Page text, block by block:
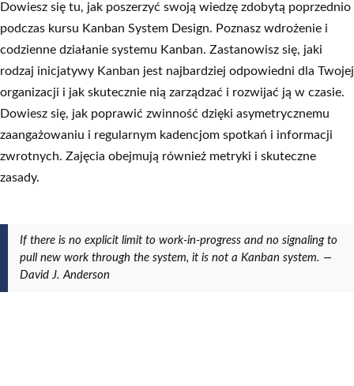
Dowiesz się tu, jak poszerzyć swoją wiedzę zdobytą poprzednio
podczas kursu Kanban System Design. Poznasz wdrożenie i
codzienne działanie systemu Kanban. Zastanowisz się, jaki
rodzaj inicjatywy Kanban jest najbardziej odpowiedni dla Twojej
organizacji i jak skutecznie nią zarządzać i rozwijać ją w czasie.
Dowiesz się, jak poprawić zwinność dzięki asymetrycznemu
zaangażowaniu i regularnym kadencjom spotkań i informacji
zwrotnych. Zajęcia obejmują również metryki i skuteczne
zasady.
If there is no explicit limit to work-in-progress and no signaling to
pull new work through the system, it is not a Kanban system. —
David J. Anderson